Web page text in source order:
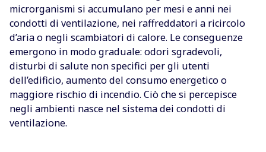
microrganismi si accumulano per mesi e anni nei
condotti di ventilazione, nei raffreddatori a ricircolo
d’aria o negli scambiatori di calore. Le conseguenze
emergono in modo graduale: odori sgradevoli,
disturbi di salute non specifici per gli utenti
dell’edificio, aumento del consumo energetico o
maggiore rischio di incendio. Ciò che si percepisce
negli ambienti nasce nel sistema dei condotti di
ventilazione.